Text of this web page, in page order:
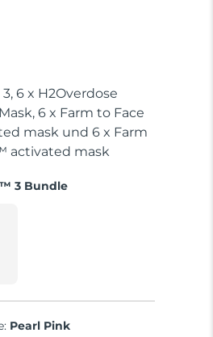
6 x H2Overdose
6 x Farm to Face
mask und 6 x Farm
activated mask
3 Bundle
Pearl Pink